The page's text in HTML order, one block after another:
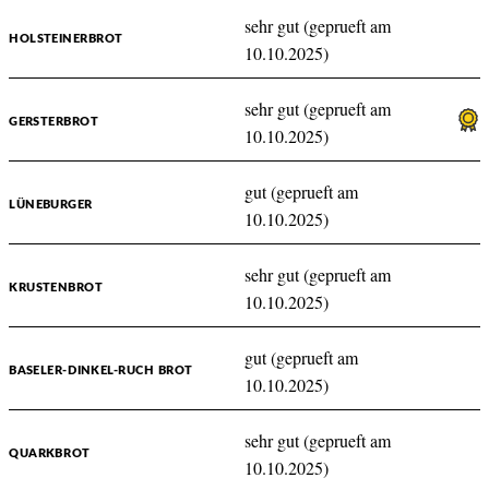
HOLSTEINERBROT
sehr gut (geprueft am
10.10.2025)
GERSTERBROT
sehr gut (geprueft am
10.10.2025)
LÜNEBURGER
gut (geprueft am
10.10.2025)
KRUSTENBROT
sehr gut (geprueft am
10.10.2025)
BASELER-DINKEL-RUCH BROT
gut (geprueft am
10.10.2025)
QUARKBROT
sehr gut (geprueft am
10.10.2025)